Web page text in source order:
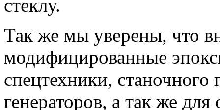
стеклу.
Так же мы уверены, что
модифицированные
спецтехники, станочного
генераторов, а так же